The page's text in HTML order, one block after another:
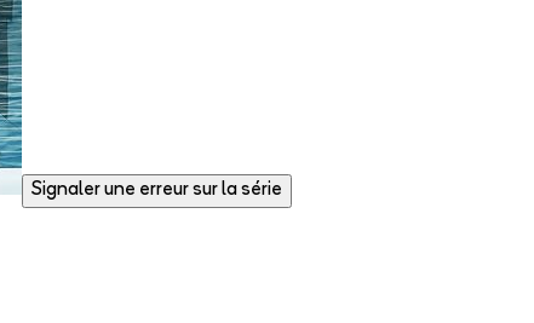
Signaler une erreur sur la série